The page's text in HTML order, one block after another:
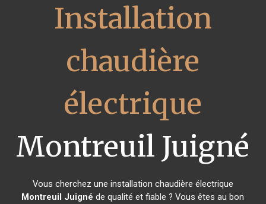
Installation
chaudière
électrique
Montreuil Juigné
Vous cherchez une installation chaudière électrique
Montreuil Juigné de qualité et fiable ? Vous êtes au bon